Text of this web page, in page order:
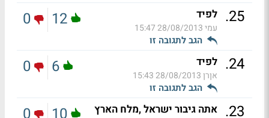
25
. לפיד
עמי28/08/2013 15:47
הגב לתגובה זו
12
0
24
. לפיד
אןרן28/08/2013 15:43
הגב לתגובה זו
6
0
23
. אתה גיבור ישראל ,מלח הארץ